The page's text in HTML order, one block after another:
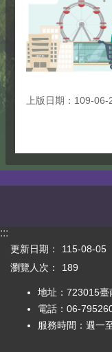
上版日期：109-06-
:::
更新日期：
115-08-05
瀏覽人次：
189
地址：723015
電話：06-
服務時間：週一